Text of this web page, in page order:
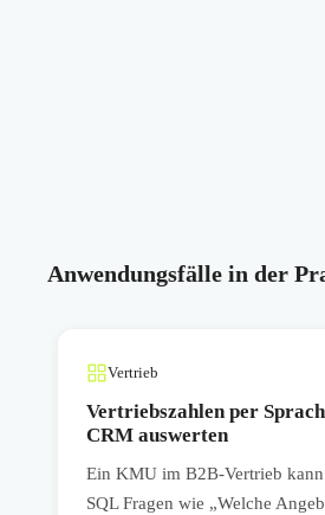
Anwendungsfälle in der
Vertrieb
Vertriebszahlen per
CRM auswerten
Ein KMU im B2B-Vertrieb
SQL Fragen wie „Welche